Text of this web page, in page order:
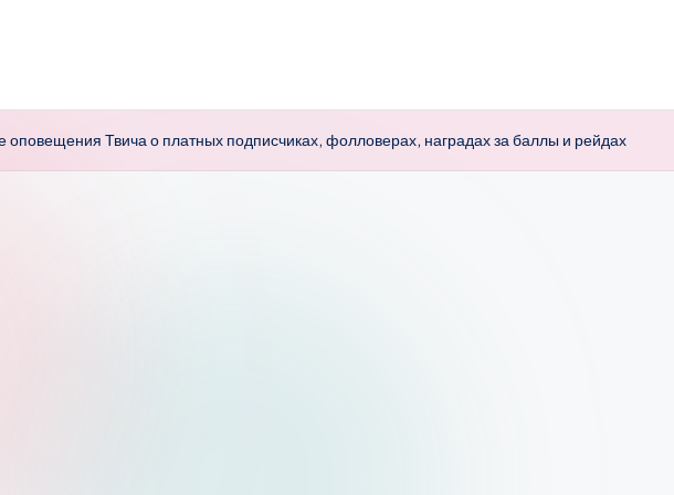
оповещения Твича о платных подписчиках, фолловерах, наградах за баллы и рейдах